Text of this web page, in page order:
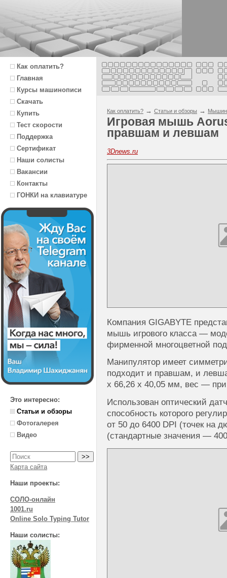
Как оплатить?
Главная
Курсы машинописи
Скачать
Купить
Тест скорости
Поддержка
Сертификат
Наши солисты
Вакансии
Контакты
ГОНКИ на клавиатуре
Это интересно:
Статьи и обзоры
Фотогалерея
Видео
Карта сайта
Наши проекты:
СОЛО-онлайн
1001.ru
Online Solo Typing Tutor
Наши солисты:
Как оплатить? → Статьи и обзоры →
Игровая мышь
правшам и левшам
3Dnews.ru
Компания GIGABYTE
мышь игрового класса —
фирменной многоцветной
Манипулятор имеет
подходит и правшам, и
x 66,26 x 40,05 мм, вес —
Использован оптический
способность которого
от 50 до 6400 DPI (точек на
(стандартные значения —